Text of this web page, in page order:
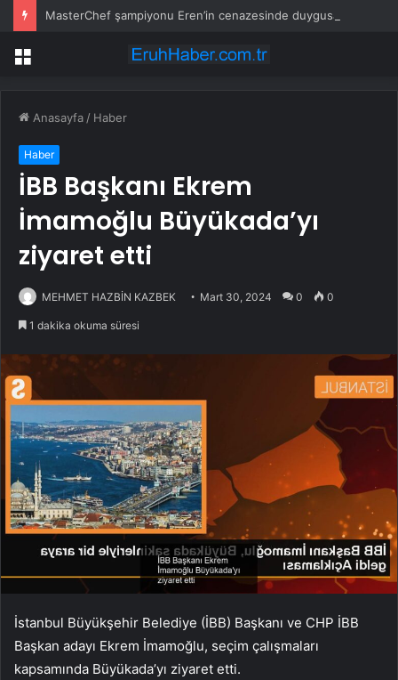
Menü
Anasayfa / Haber
Haber
İBB Başkanı Ekrem
İmamoğlu Büyükada’yı
ziyaret etti
MEHMET HAZBİN KAZBEK Mart 30, 2024 0 0
1 dakika okuma süresi
İstanbul Büyükşehir Belediye (İBB) Başkanı ve CHP İBB
Başkan adayı Ekrem İmamoğlu, seçim çalışmaları
kapsamında Büyükada’yı ziyaret etti.